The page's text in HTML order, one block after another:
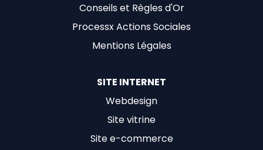
Conseils et Règles d'Or
Processx Actions Sociales
Mentions Légales
SITE INTERNET
Webdesign
Site vitrine
Site e-commerce